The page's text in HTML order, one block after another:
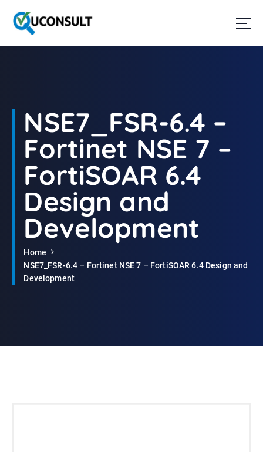
a
NSE7_FSR-6.4 –
Fortinet NSE 7 –
FortiSOAR 6.4
Design and
Development
Home
NSE7_FSR-6.4 – Fortinet NSE 7 – FortiSOAR 6.4 Design and
Development